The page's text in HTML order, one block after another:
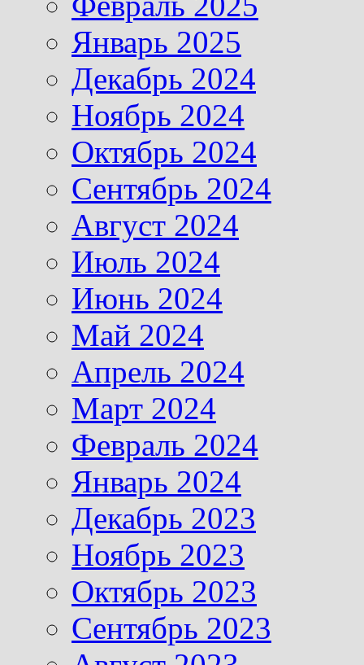
Январь 2025
Декабрь 2024
Ноябрь 2024
Октябрь 2024
Сентябрь 2024
Август 2024
Июль 2024
Июнь 2024
Май 2024
Апрель 2024
Март 2024
Февраль 2024
Январь 2024
Декабрь 2023
Ноябрь 2023
Октябрь 2023
Сентябрь 2023